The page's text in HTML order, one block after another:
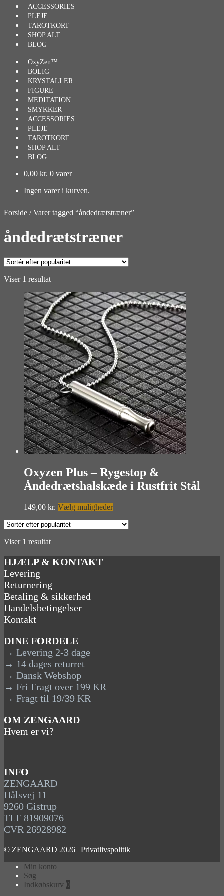
ACCESSORIES
PLEJE
TAROTKORT
SHOP ALT
BLOG
OxyZen™
BOLIG
KRYSTALLER
FIGURE
MEDITATION
SMYKKER
ACCESSORIES
PLEJE
TAROTKORT
SHOP ALT
BLOG
0,00 kr. 0 varer
Ingen varer i kurven.
Forside /Varer tagged “åndedrætstræner”
åndedrætstræner
Viser 1 resultat
Oxyzen Plus – Rygestop &
Åndedrætshalskæde i Rustfrit Stål
149,00 kr. Vælg mulighederDette
har
Viser 1 resultat
HJÆLP & KONTAKT
Levering
Returnering
Betaling & sikkerhed
Handelsbetingelser
Kontakt
DINE FORDELE
→ Levering 2-3 dage
→ 14 dages returret
→ Dansk Webshop
→ Fri Fragt over 199 KR
→ Fragt til 19/39 KR
OM ZENGAARD
Hvem er vi?
INFO
ZENGAARD
Hålsvej 11
9260 Gistrup
TLF 81909076
CVR 26928982
© ZENGAARD 2026 | Privatlivspolitik
Min konto
Søg
Indkøbskurv 0